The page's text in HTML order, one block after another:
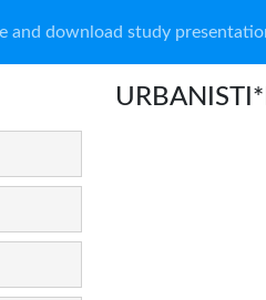
and download study